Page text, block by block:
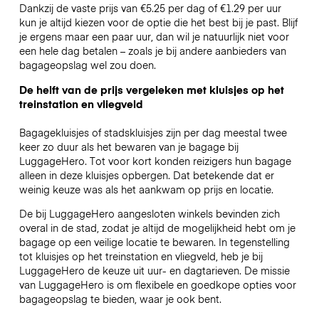
Dankzij de vaste prijs van €5.25 per dag of €1.29 per uur
kun je altijd kiezen voor de optie die het best bij je past. Blijf
je ergens maar een paar uur, dan wil je natuurlijk niet voor
een hele dag betalen – zoals je bij andere aanbieders van
bagageopslag wel zou doen.
De helft van de prijs vergeleken met kluisjes op het
treinstation en vliegveld
Bagagekluisjes of stadskluisjes zijn per dag meestal twee
keer zo duur als het bewaren van je bagage bij
LuggageHero. Tot voor kort konden reizigers hun bagage
alleen in deze kluisjes opbergen. Dat betekende dat er
weinig keuze was als het aankwam op prijs en locatie.
De bij LuggageHero aangesloten winkels bevinden zich
overal in de stad, zodat je altijd de mogelijkheid hebt om je
bagage op een veilige locatie te bewaren. In tegenstelling
tot kluisjes op het treinstation en vliegveld, heb je bij
LuggageHero de keuze uit uur- en dagtarieven. De missie
van LuggageHero is om flexibele en goedkope opties voor
bagageopslag te bieden, waar je ook bent.